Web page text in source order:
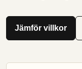
Jämför villkor